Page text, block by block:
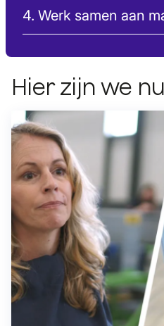
4. Werk samen aan
Hier zijn we